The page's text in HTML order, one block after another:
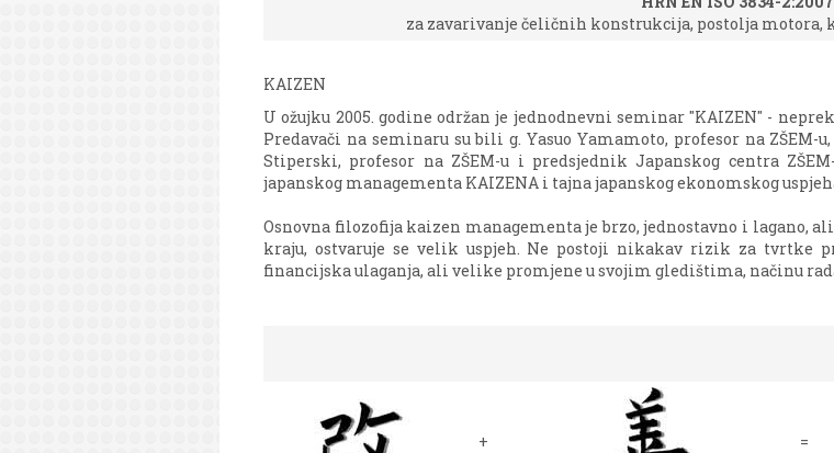
za zavarivanje čeličnih konstrukcija, postolja motora,
KAIZEN
U ožujku 2005. godine održan je jednodnevni seminar "KAIZEN" -
Predavači na seminaru su bili g. Yasuo Yamamoto, profesor na ZŠEM-
Stiperski, profesor na ZŠEM-u i predsjednik Japanskog centra
japanskog managementa KAIZENA i tajna japanskog ekonomskog
Osnovna filozofija kaizen managementa je brzo, jednostavno i lagano,
kraju, ostvaruje se velik uspjeh. Ne postoji nikakav rizik za tvrtke
financijska ulaganja, ali velike promjene u svojim gledištima, načinu
+ =